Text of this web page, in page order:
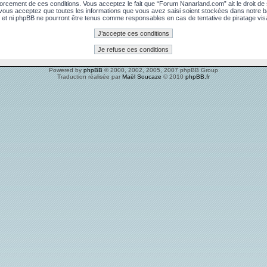
de ces conditions. Vous acceptez le fait que “Forum Nanarland.com” ait le droit
acceptez que toutes les informations que vous avez saisi soient stockées dans notre
ni phpBB ne pourront être tenus comme responsables en cas de tentative de piratage
Powered byphpBB© 2000, 2002, 2005, 2007 phpBB Group
Traduction réalisée parMaël Soucaze© 2010phpBB.fr